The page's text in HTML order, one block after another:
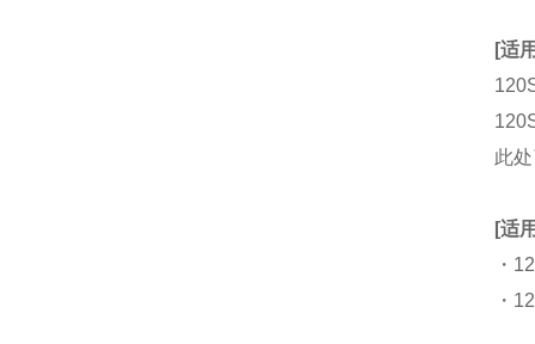
[适
此
[适
・
・